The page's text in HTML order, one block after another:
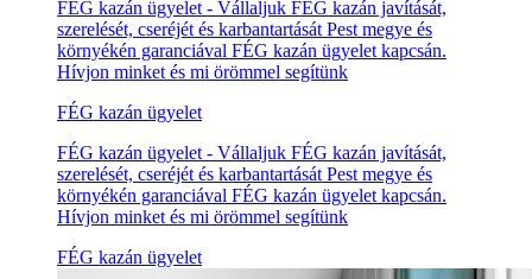
FÉG kazán ügyelet - Vállaljuk FÉG kazán javítását,
szerelését, cseréjét és karbantartását Pest megye és
környékén garanciával FÉG kazán ügyelet kapcsán.
Hívjon minket és mi örömmel segítünk
FÉG kazán ügyelet
FÉG kazán ügyelet - Vállaljuk FÉG kazán javítását,
szerelését, cseréjét és karbantartását Pest megye és
környékén garanciával FÉG kazán ügyelet kapcsán.
Hívjon minket és mi örömmel segítünk
FÉG kazán ügyelet